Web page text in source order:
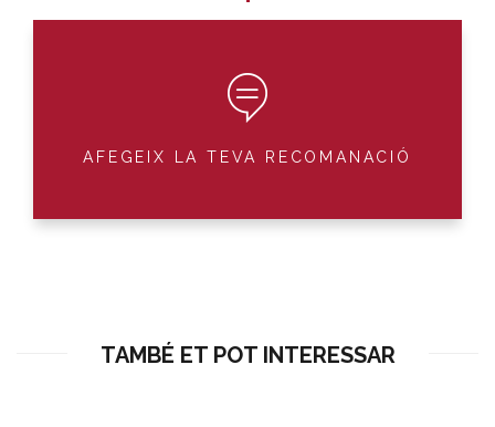
AFEGEIX LA TEVA RECOMANACIÓ
TAMBÉ ET POT INTERESSAR